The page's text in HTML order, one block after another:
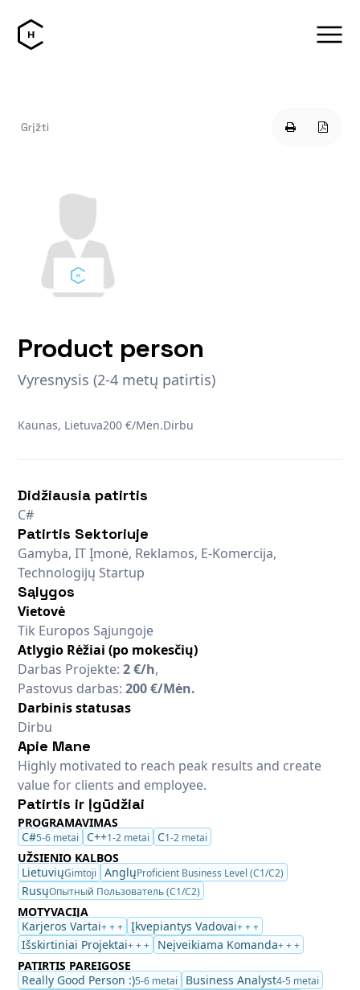
Grįžti
Product person
Vyresnysis (2-4 metų patirtis)
Kaunas, Lietuva200 €/Mėn.Dirbu
Didžiausia patirtis
C#
Patirtis Sektoriuje
Gamyba, IT Įmonė, Reklamos, E-Komercija,
Technologijų Startup
Sąlygos
Vietovė
Tik Europos Sąjungoje
Atlygio Rėžiai (po mokesčių)
Darbas Projekte:2 €/h,
Pastovus darbas:200 €/Mėn.
Darbinis statusas
Dirbu
Apie Mane
Highly motivated to reach peak results and create
value for clients and employee.
Patirtis ir Įgūdžiai
PROGRAMAVIMAS
C#5-6 metai C++1-2 metai C1-2 metai
UŽSIENIO KALBOS
LietuviųGimtoji AnglųProficient Business Level (C1/C2)
RusųОпытный Пользователь (C1/C2)
MOTYVACIJA
Karjeros Vartai+ + + Įkvepiantys Vadovai+ + +
Išskirtiniai Projektai+ + + Neįveikiama Komanda+ + +
PATIRTIS PAREIGOSE
Really Good Person :)5-6 metai Business Analyst4-5 metai